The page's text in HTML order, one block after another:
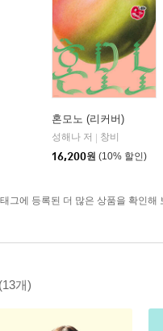
혼모노 (리커버)
성해나 저
창비
16,200원 (10% 할인)
그에 등록된 더 많은 상품을 확인해
(13개)